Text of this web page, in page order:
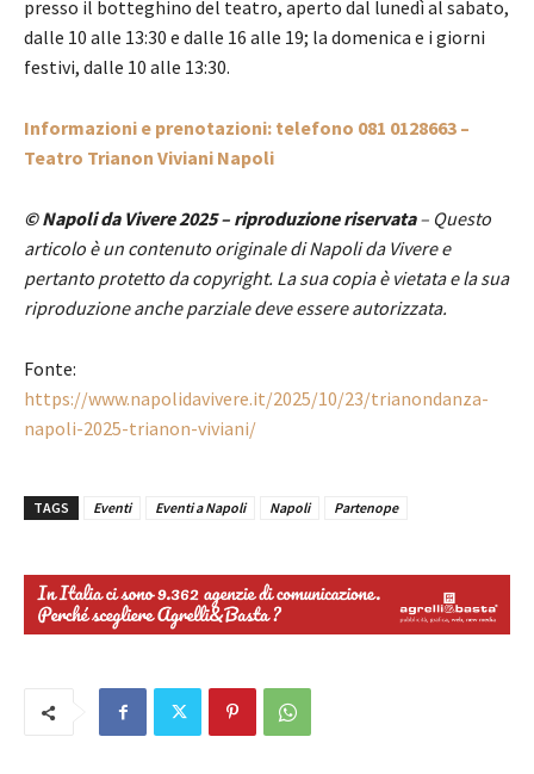
presso il botteghino del teatro, aperto dal lunedì al sabato,
dalle 10 alle 13:30 e dalle 16 alle 19; la domenica e i giorni
festivi, dalle 10 alle 13:30.
Informazioni e prenotazioni: telefono 081 0128663 –
Teatro Trianon Viviani Napoli
© Napoli da Vivere 2025 – riproduzione riservata– Questo
articolo è un contenuto originale di Napoli da Vivere e
pertanto protetto da copyright. La sua copia è vietata e la sua
riproduzione anche parziale deve essere autorizzata.
Fonte:
https://www.napolidavivere.it/2025/10/23/trianondanza-
napoli-2025-trianon-viviani/
TAGS Eventi Eventi a Napoli Napoli Partenope